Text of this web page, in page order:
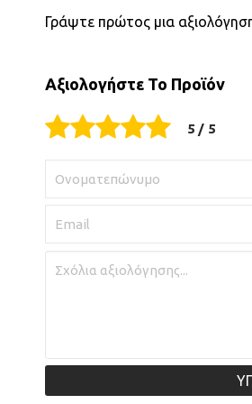
Γράψτε πρώτος μια
Αξιολογήστε Το Προϊόν